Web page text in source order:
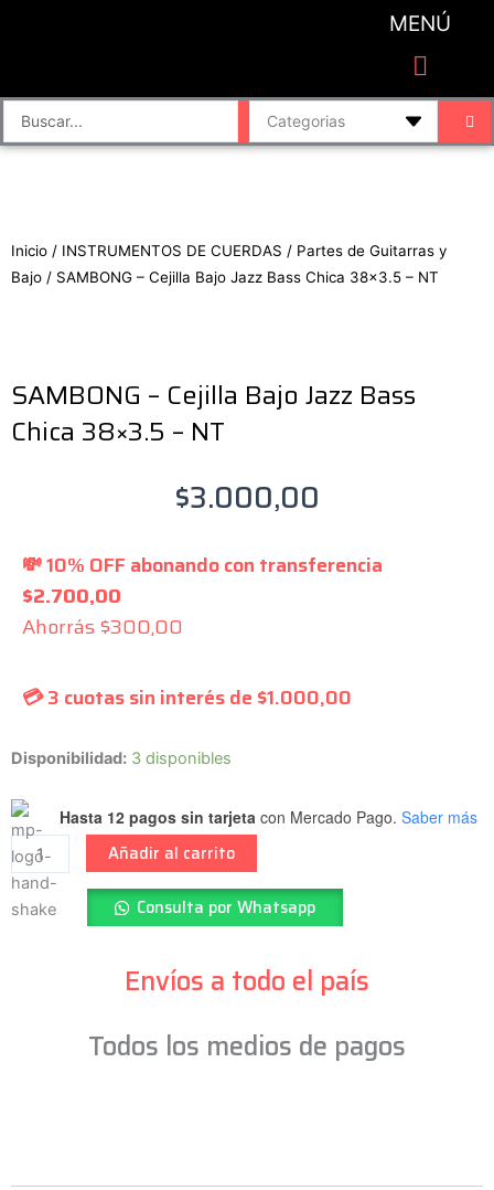
MENÚ
Search
...
Inicio / INSTRUMENTOS DE CUERDAS / Partes de Guitarras y
Bajo / SAMBONG – Cejilla Bajo Jazz Bass Chica 38×3.5 – NT
SAMBONG – Cejilla Bajo Jazz Bass
Chica 38×3.5 – NT
$3.000,00
💸 10% OFF abonando con transferencia
$2.700,00
Ahorrás $300,00
💳 3 cuotas sin interés de $1.000,00
Disponibilidad: 3 disponibles
Hasta 12 pagos sin tarjeta con Mercado Pago. Saber más
SAMBONG
Cejilla
Bajo
Jazz
Bass
Chica
Añadir al carrito
Consulta por Whatsapp
Envíos a todo el país
Todos los medios de pagos